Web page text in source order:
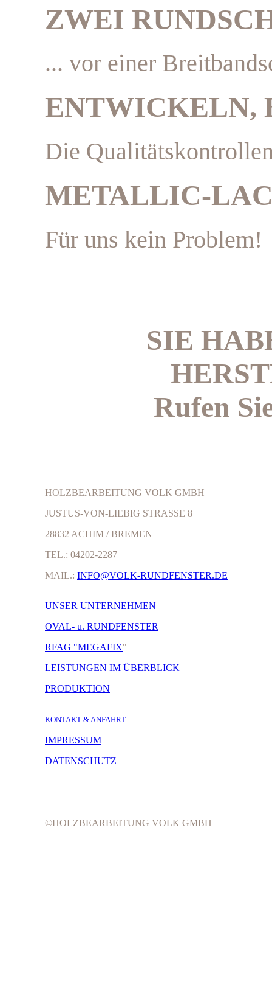
ZWEI
... vor einer
ENTWICKELN,
Die
METALLIC-
Für uns kein Problem!
SIE
Rufen
HOLZBEARBEITUNG VOLK GMBH
JUSTUS-VON-LIEBIG STRASSE 8
28832 ACHIM / BREMEN
TEL.: 04202-2287
MAIL.: INFO@VOLK-RUNDFENSTER.DE
UNSER UNTERNEHMEN
OVAL- u. RUNDFENSTER
RFAG "MEGAFIX"
LEISTUNGEN IM ÜBERBLICK
PRODUKTION
KONTAKT & ANFAHRT
IMPRESSUM
DATENSCHUTZ
©HOLZBEARBEITUNG VOLK GMBH